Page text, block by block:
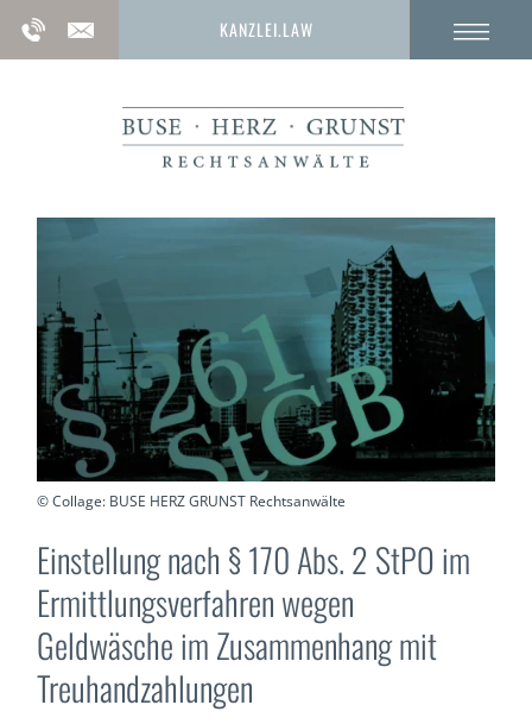
KANZLEI.LAW
© Collage: BUSE HERZ GRUNST Rechtsanwälte
Einstellung nach § 170 Abs. 2 StPO im
Ermittlungsverfahren wegen
Geldwäsche im Zusammenhang mit
Treuhandzahlungen